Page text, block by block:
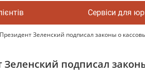
Сервіси для
Президент Зеленский подписал законы о
Зеленский подписал